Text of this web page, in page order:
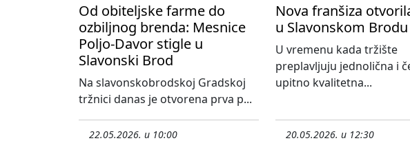
Od obiteljske farme do
ozbiljnog brenda: Mesnice
Poljo-Davor stigle u
Slavonski Brod
Na slavonskobrodskoj Gradskoj
tržnici danas je otvorena prva p...
22.05.2026. u 10:00
Nova franšiza
u Slavonskom Brodu
U vremenu kada tržište
preplavljuju jednolična i
upitno kvalitetna...
20.05.2026. u 12:30